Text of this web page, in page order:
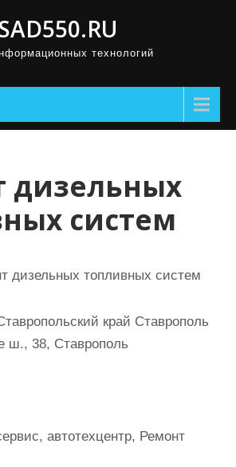
SAD550.RU
технологий
дизельных
систем
дизельных топливных систем
край Ставрополь
ш., 38, Ставрополь
автотехцентр, Ремонт